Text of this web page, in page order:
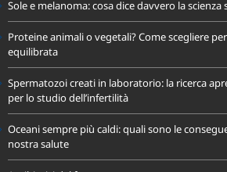
Sole e melanoma: cosa dice davvero la
Proteine animali o vegetali? Come scegliere per
equilibrata
Spermatozoi creati in laboratorio: la ricerca
per lo studio dell’infertilità
Oceani sempre più caldi: quali sono le
nostra salute